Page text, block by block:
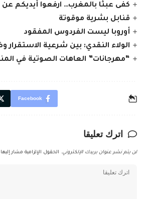
كفى عبثًا بالمغرب… ارفعوا أيديكم
قنابل بشرية موقوتة
أوروبا ليست الفردوس المفقود
الولاء النقدي: بين شرعية الاستقرار
“مهرجانات” العاهات الصوتية في
Facebook
اترك تعليقا
لن يتم نشر عنوان بريدك الإلكتروني. الحقول الإلزامية مشار إليها